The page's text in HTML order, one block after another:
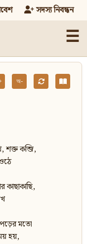
সদস্য নিবন্ধন
☰
অ-
শক্ত কব্জি,
কাছাকাছি,
মতো
হয়,